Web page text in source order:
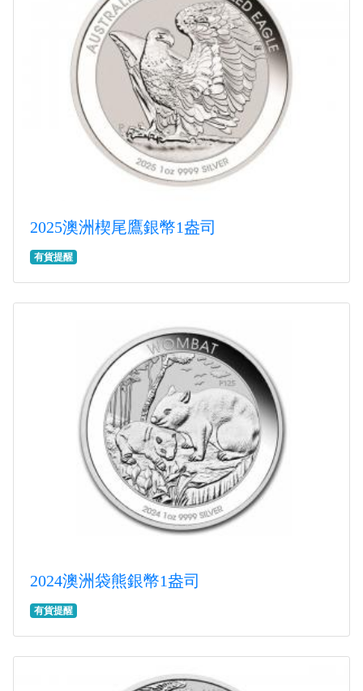
2025澳洲楔尾鷹銀幣1盎司
有貨提醒
2024澳洲袋熊銀幣1盎司
有貨提醒